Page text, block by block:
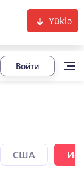
Yüklə
Войти
США